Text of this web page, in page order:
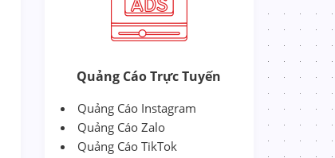
Quảng Cáo Trực Tuyến
Quảng Cáo Instagram
Quảng Cáo Zalo
Quảng Cáo TikTok